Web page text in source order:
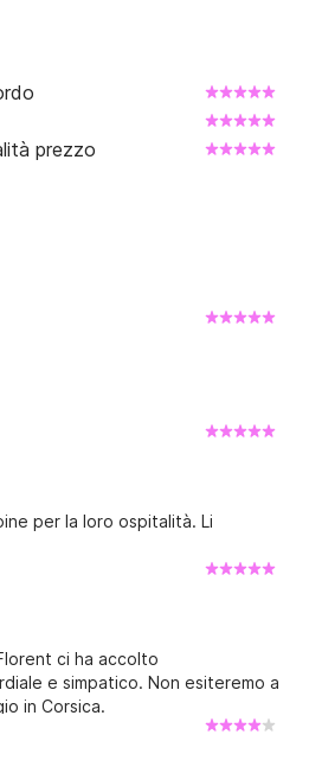
prezzo
per la loro ospitalità. Li
ci ha accolto
e simpatico. Non esiteremo a
in Corsica.